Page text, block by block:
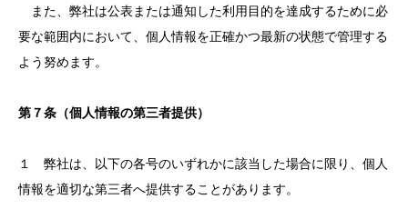
また、弊社は公表または通知した利用目的を達成するために必
要な範囲内において、個人情報を正確かつ最新の状態で管理する
よう努めます。
第７条（個人情報の第三者提供）
１ 弊社は、以下の各号のいずれかに該当した場合に限り、個人
情報を適切な第三者へ提供することがあります。